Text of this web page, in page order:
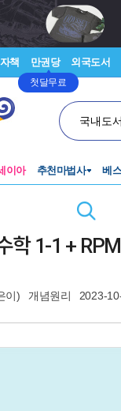
책 만권당
첫달무료
외국도서
국내도
이아 추천마법사 베
학 1-1 +
이) 개념원리 2023-